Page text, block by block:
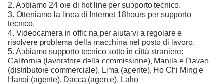
2. Abbiamo 24 ore di hot line per supporto tecnico.
3. Otteniamo la linea di Internet 18hours per supporto
tecnico.
4. Videocamera in officina per aiutarvi a regolare e
risolvere problema della macchina nel posto di lavoro.
5. Abbiamo supporto tecnico sotto in città straniere:
California (lavoratore della commissione), Manila e Davao
(distributore commerciale), Lima (agente), Ho Chi Ming e
Hanoi (agente), Dacca (agente), Laho